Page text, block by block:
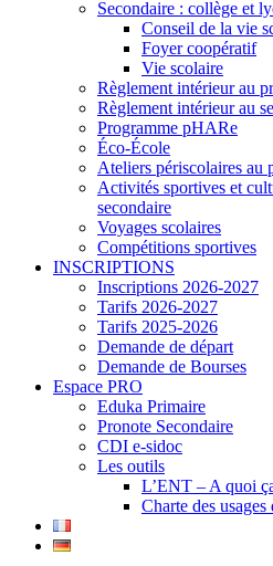
Secondaire : collège et
Conseil de la vie
Foyer coopératif
Vie scolaire
Règlement intérieur au
Règlement intérieur au
Programme pHARe
Éco-École
Ateliers périscolaires au
Activités sportives et
secondaire
Voyages scolaires
Compétitions sportives
INSCRIPTIONS
Inscriptions 2026-2027
Tarifs 2026-2027
Tarifs 2025-2026
Demande de départ
Demande de Bourses
Espace PRO
Eduka Primaire
Pronote Secondaire
CDI e-sidoc
Les outils
L’ENT – A quoi
Charte des